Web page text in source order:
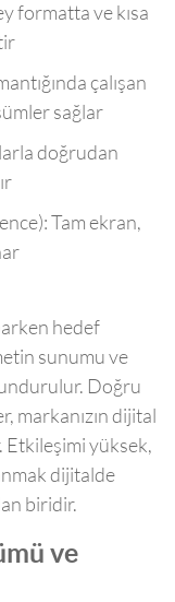
formatta ve kısa
çalışan
sağlar
doğrudan
Tam ekran,
hedef
sunumu ve
Doğru
markanızın dijital
Etkileşimi yüksek,
dijitalde
biridir.
ve